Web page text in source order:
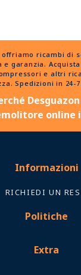
offriamo ricambi di
e garanzia.
e altri
Spedizioni in 24-
online
Informazioni
RICHIEDI UN
Politiche
Extra